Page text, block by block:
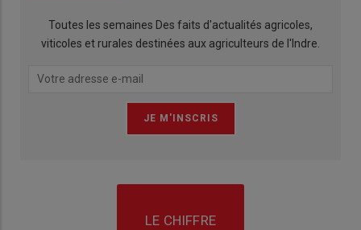
Toutes les semaines Des faits d'actualités agricoles,
viticoles et rurales destinées aux agriculteurs de l'Indre.
LE CHIFFRE